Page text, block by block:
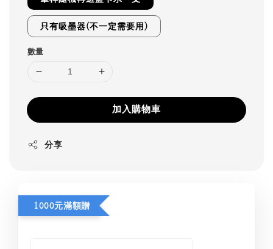
只有吸墨器(不一定需要用)
數量
加入購物車
分享
1000元滿額贈